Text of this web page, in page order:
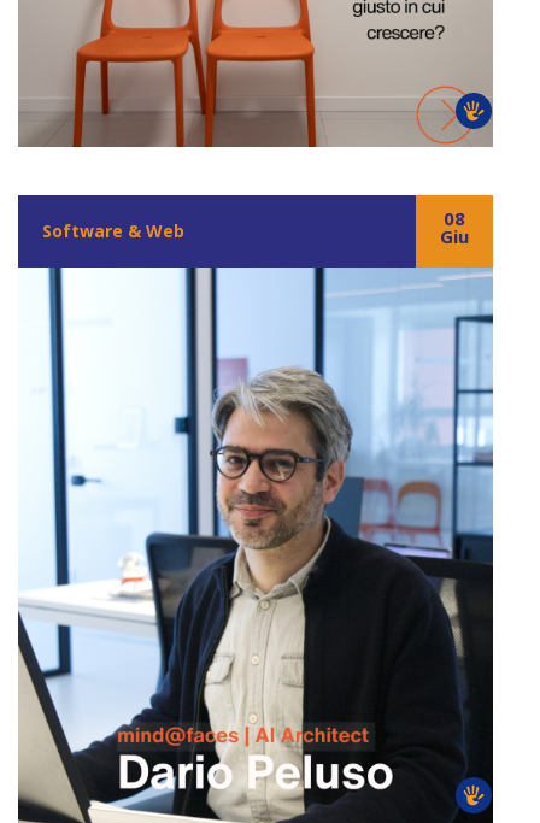
Software & Web
08
Giu